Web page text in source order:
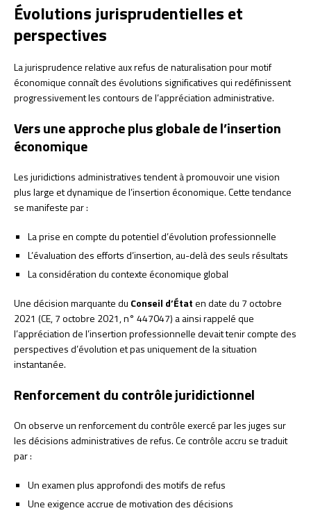
Évolutions jurisprudentielles et
perspectives
La jurisprudence relative aux refus de naturalisation pour motif
économique connaît des évolutions significatives qui redéfinissent
progressivement les contours de l’appréciation administrative.
Vers une approche plus globale de l’insertion
économique
Les juridictions administratives tendent à promouvoir une vision
plus large et dynamique de l’insertion économique. Cette tendance
se manifeste par :
La prise en compte du potentiel d’évolution professionnelle
L’évaluation des efforts d’insertion, au-delà des seuls résultats
La considération du contexte économique global
Une décision marquante du Conseil d’Étaten date du 7 octobre
2021 (CE, 7 octobre 2021, n° 447047) a ainsi rappelé que
l’appréciation de l’insertion professionnelle devait tenir compte des
perspectives d’évolution et pas uniquement de la situation
instantanée.
Renforcement du contrôle juridictionnel
On observe un renforcement du contrôle exercé par les juges sur
les décisions administratives de refus. Ce contrôle accru se traduit
par :
Un examen plus approfondi des motifs de refus
Une exigence accrue de motivation des décisions